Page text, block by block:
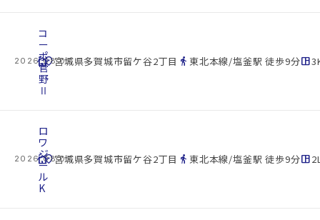
2026.08.07
cottage
コ
ー
ポ
菅
野
Ⅱ
location_on宮城県多賀城市留ケ谷2丁目 directions_walk 東北本線/塩釜駅 徒歩9分space_dashboard
2026.08.07
cottage
ロ
ワ
ジ
ー
ル
K
location_on宮城県多賀城市留ケ谷2丁目 directions_walk 東北本線/塩釜駅 徒歩9分space_dashboard